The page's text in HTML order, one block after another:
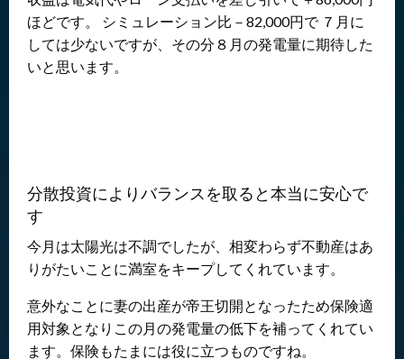
ほどです。 シミュレーション比－82,000円で ７月に
しては少ないですが、その分８月の発電量に期待した
いと思います。
分散投資によりバランスを取ると本当に安心で
す
今月は太陽光は不調でしたが、相変わらず不動産はあ
りがたいことに満室をキープしてくれています。
意外なことに妻の出産が帝王切開となったため保険適
用対象となりこの月の発電量の低下を補ってくれてい
ます。保険もたまには役に立つものですね。